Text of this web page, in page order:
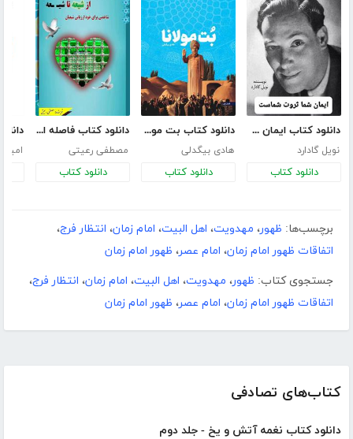
کتاب‌های تصادفی
دانلود کتاب نغمه آتش و یخ - جلد دوم
دانلود کتاب ایمان شما ثروت شماست
نویل گادارد
دانلود کتاب
دانلود کتاب بت مولانا
هادی بیگدلی
دانلود کتاب
دانلود کتاب فاصله از شیعه تا شیعه
مصطفی رعیتی
دانلود کتاب
برچسب‌ها: ظهور، مهدویت، اهل البیت، امام زمان، انتظار فرج،
اتفاقات ظهور امام زمان، امام عصر، ظهور امام زمان
جستجوی کتاب: ظهور، مهدویت، اهل البیت، امام زمان، انتظار فرج،
اتفاقات ظهور امام زمان، امام عصر، ظهور امام زمان